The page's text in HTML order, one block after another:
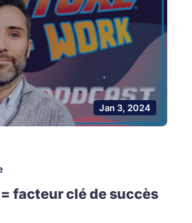
Jan 3, 2024
= facteur clé de succès